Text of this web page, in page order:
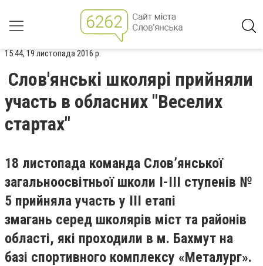
15:44, 19 листопада 2016 р.
Слов'янські школярі прийняли
участь в обласних "Веселих
стартах"
18 листопада команда Слов’янської
загальноосвітньої школи І-ІІІ ступенів №
5 прийняла участь у ІІІ етапі
змагань серед школярів міст та районів
області, які проходили в м. Бахмут на
базі спортивного комплексу «Металург».